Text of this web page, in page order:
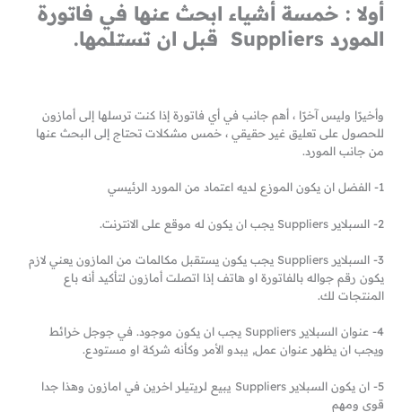
أولا : خمسة أشياء ابحث عنها في فاتورة
المورد Suppliers قبل ان تستلمها.
وأخيرًا وليس آخرًا ، أهم جانب في أي فاتورة إذا كنت ترسلها إلى أمازون
للحصول على تعليق غير حقيقي ، خمس مشكلات تحتاج إلى البحث عنها
من جانب المورد.
1- الفضل ان يكون الموزع لديه اعتماد من المورد الرئيسي
2- السبلاير Suppliers يجب ان يكون له موقع على الانترنت.
3- السبلاير Suppliers يجب يكون يستقبل مكالمات من المازون يعني لازم
يكون رقم جواله بالفاتورة او هاتف إذا اتصلت أمازون لتأكيد أنه باع
المنتجات لك.
4- عنوان السبلاير Suppliers يجب ان يكون موجود. في جوجل خرائط
ويجب ان يظهر عنوان عمل, يبدو الأمر وكأنه شركة او مستودع.
5- ان يكون السبلاير Suppliers يبيع لريتيلر اخرين في امازون وهذا جدا
قوي ومهم